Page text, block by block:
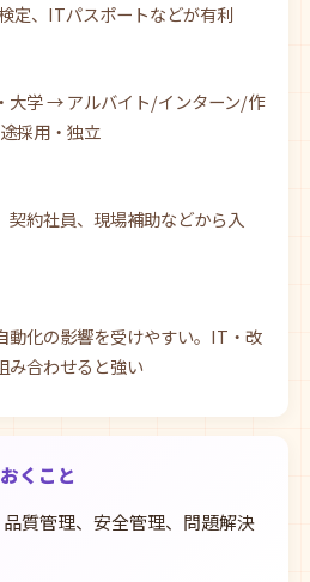
定、ITパスポートなどが有利
大学 → アルバイト/インターン/作
採用・独立
契約社員、現場補助などから入
動化の影響を受けやすい。IT・改
み合わせると強い
くこと
質管理、安全管理、問題解決